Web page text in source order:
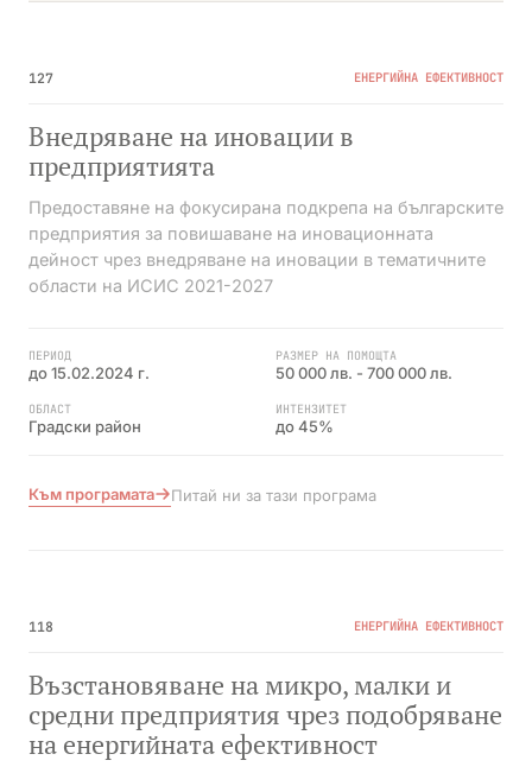
127 ЕНЕРГИЙНА ЕФЕКТИВНОСТ
Внедряване на иновации в
предприятията
Предоставяне на фокусирана подкрепа на българските
предприятия за повишаване на иновационната
дейност чрез внедряване на иновации в тематичните
области на ИСИС 2021-2027
ПЕРИОД
до 15.02.2024 г.
РАЗМЕР НА ПОМОЩТА
50 000 лв. - 700 000 лв.
ОБЛАСТ
Градски район
ИНТЕНЗИТЕТ
до 45%
Към програмата Питай ни за тази програма
118 ЕНЕРГИЙНА ЕФЕКТИВНОСТ
Възстановяване на микро, малки и
средни предприятия чрез подобряване
на енергийната ефективност